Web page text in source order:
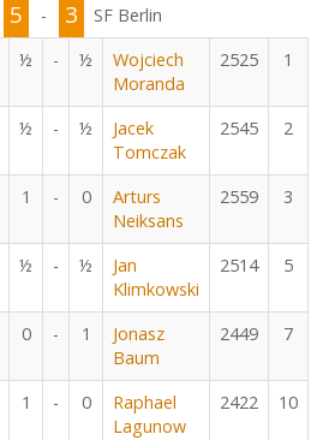
5 - 3
SF Berlin
½ - ½
Wojciech
Moranda
2525 1
½ - ½
Jacek
Tomczak
2545 2
1 - 0
Arturs
Neiksans
2559 3
½ - ½
Jan
Klimkowski
2514 5
0 - 1
Jonasz
Baum
2449 7
1 - 0
Raphael
Lagunow
2422 10